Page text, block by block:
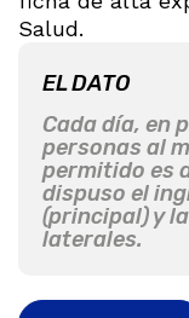
Salud.
EL DATO
Cada día, en
personas al
permitido es
dispuso el
(principal) y
laterales.